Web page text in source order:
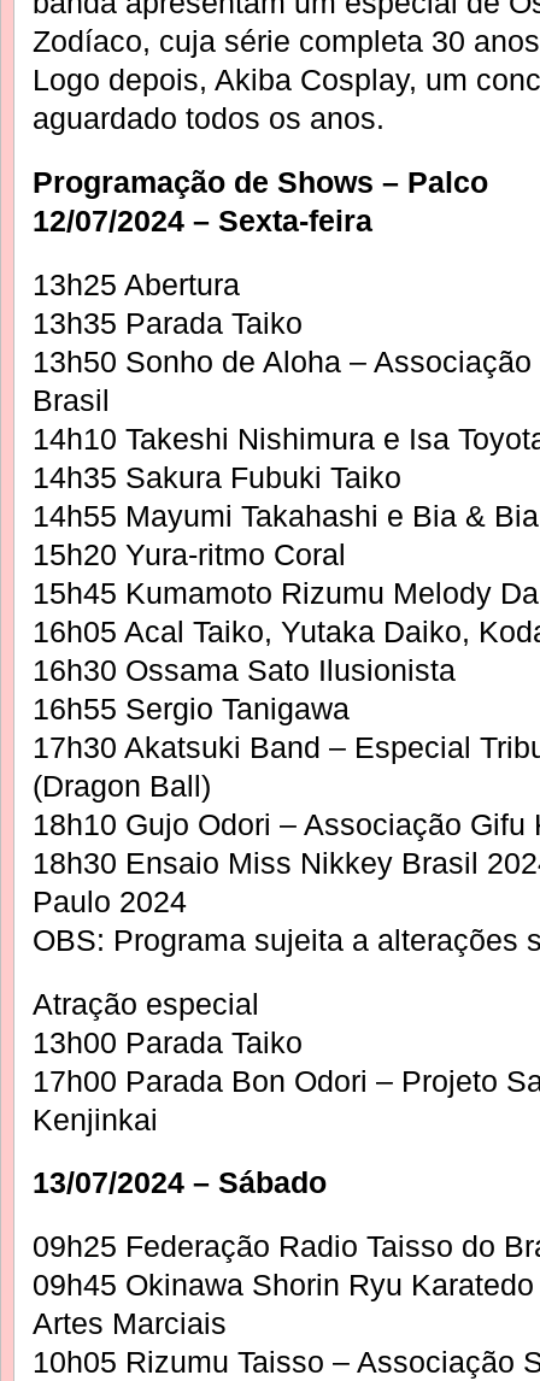
Zodíaco, cuja série completa 30
Logo depois, Akiba Cosplay, um
aguardado todos os anos.
Programação de Shows – Palco
12/07/2024 – Sexta-feira
13h25 Abertura
13h35 Parada Taiko
13h50 Sonho de Aloha –
Brasil
14h10 Takeshi Nishimura e Isa
14h35 Sakura Fubuki Taiko
14h55 Mayumi Takahashi e Bia &
15h20 Yura-ritmo Coral
15h45 Kumamoto Rizumu Melody
16h05 Acal Taiko, Yutaka Daiko,
16h30 Ossama Sato Ilusionista
16h55 Sergio Tanigawa
17h30 Akatsuki Band – Especial
(Dragon Ball)
18h10 Gujo Odori – Associação
18h30 Ensaio Miss Nikkey Brasil
Paulo 2024
OBS: Programa sujeita a alterações
Atração especial
13h00 Parada Taiko
17h00 Parada Bon Odori – Projeto
Kenjinkai
13/07/2024 – Sábado
09h25 Federação Radio Taisso do
09h45 Okinawa Shorin Ryu
Artes Marciais
10h05 Rizumu Taisso – Associação